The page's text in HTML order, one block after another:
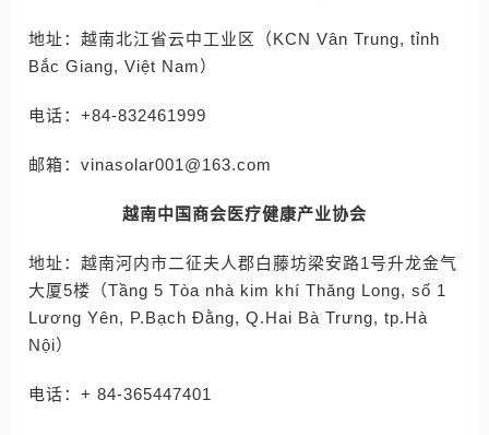
地址：越南北江省云中工业区（KCN Vân Trung, tỉnh
Bắc Giang, Việt Nam）
电话：+84-832461999
邮箱：vinasolar001@163.com
越南中国商会医疗健康产业协会
地址：越南河内市二征夫人郡白藤坊梁安路1号升龙金气
大厦5楼（Tầng 5 Tòa nhà kim khí Thăng Long, số 1
Lương Yên, P.Bạch Đằng, Q.Hai Bà Trưng, tp.Hà
Nội）
电话：+ 84-365447401